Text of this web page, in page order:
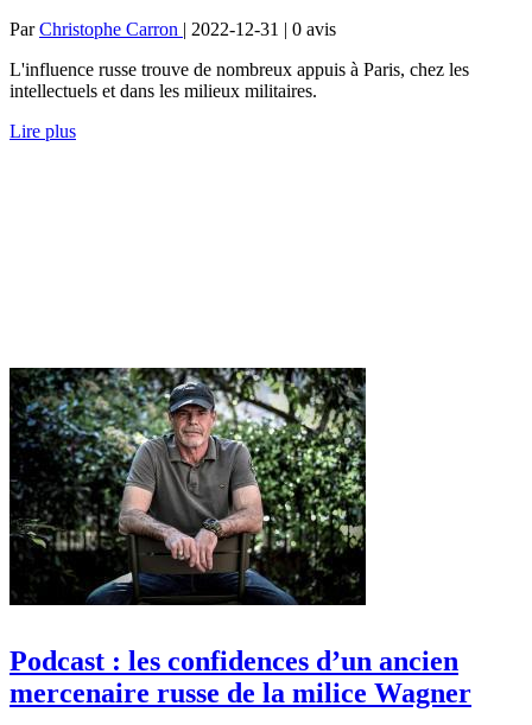
ParChristophe Carron | 2022-12-31 | 0 avis
L'influence russe trouve de nombreux appuis à Paris, chez les
intellectuels et dans les milieux militaires.
Lire plus
Podcast : les confidences d’un ancien
mercenaire russe de la milice Wagner